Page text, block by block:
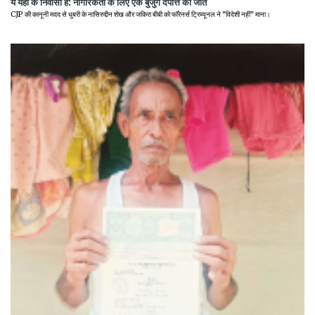
ये यहीं के निवासी हैं: नागरिकता के लिए एक बुजुर्ग दंपत्ति की जीत
CJP की कानूनी मदद से धुबरी के नासिरुद्दीन शेख और जकिरा बीबी को फॉरेनर्स ट्रिब्यूनल ने "विदेशी नहीं" माना।